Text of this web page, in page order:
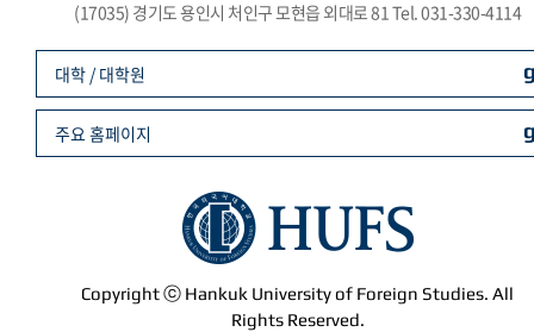
(17035) 경기도 용인시 처인구 모현읍 외대로 81 Tel. 031-330-4114
Copyright ⓒ Hankuk University of Foreign Studies. All
Rights Reserved.
대학 / 대학원
주요 홈페이지